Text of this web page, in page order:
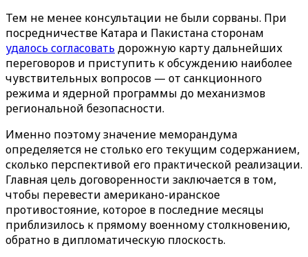
Тем не менее консультации не были сорваны. При
посредничестве Катара и Пакистана сторонам
удалось согласовать дорожную карту дальнейших
переговоров и приступить к обсуждению наиболее
чувствительных вопросов — от санкционного
режима и ядерной программы до механизмов
региональной безопасности.
Именно поэтому значение меморандума
определяется не столько его текущим содержанием,
сколько перспективой его практической реализации.
Главная цель договоренности заключается в том,
чтобы перевести американо-иранское
противостояние, которое в последние месяцы
приблизилось к прямому военному столкновению,
обратно в дипломатическую плоскость.